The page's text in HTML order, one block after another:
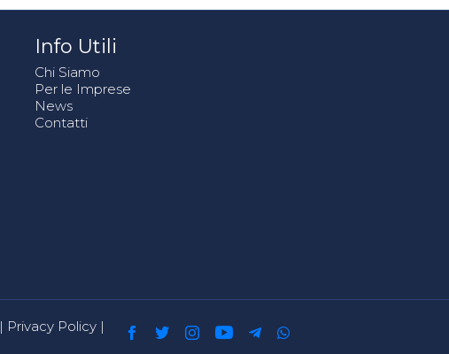
Info Utili
Chi Siamo
Per le Imprese
News
Contatti
| Privacy Policy |